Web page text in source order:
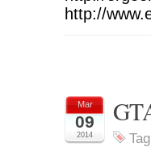
http://
Mar
09
2014